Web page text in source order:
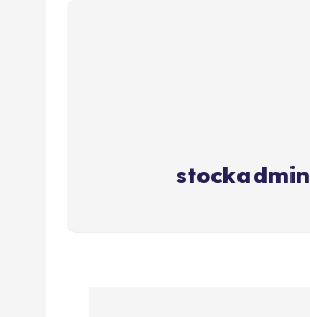
stockadmin